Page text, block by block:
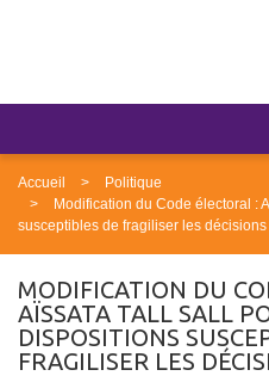
Accueil
Politique
Modification du Code électoral :
susceptibles de fragiliser les décisions
MODIFICATION DU
AÏSSATA TALL SALL
DISPOSITIONS
FRAGILISER LES